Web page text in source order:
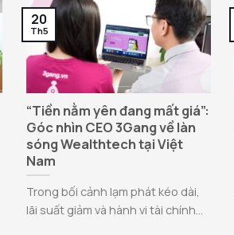
“Tiền nằm yên đang mất giá”:
Góc nhìn CEO 3Gang về làn
sóng Wealthtech tại Việt
Nam
Trong bối cảnh lạm phát kéo dài,
lãi suất giảm và hành vi tài chính...
20
Th5